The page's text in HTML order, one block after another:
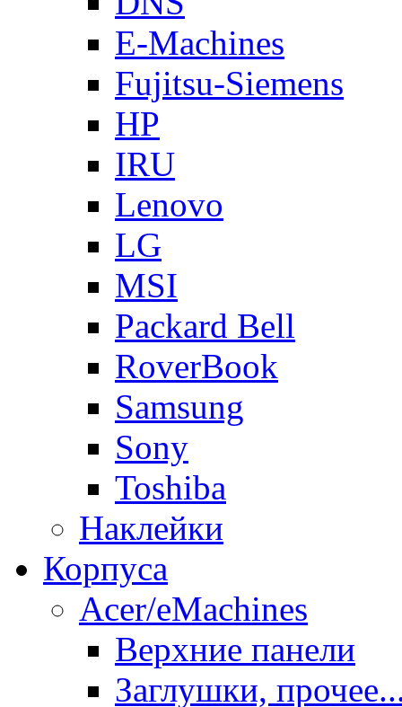
E-Machines
Fujitsu-Siemens
HP
IRU
Lenovo
LG
MSI
Packard Bell
RoverBook
Samsung
Sony
Toshiba
Наклейки
Корпуса
Acer/eMachines
Верхние панели
Заглушки,